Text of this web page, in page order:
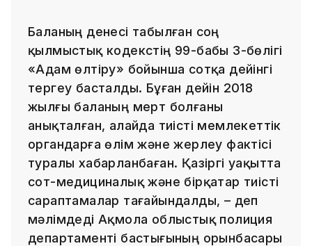
Баланың денесі табылған соң
қылмыстық кодекстің 99-бабы 3-бөлігі
«Адам өлтіру» бойынша сотқа дейінгі
тергеу басталды. Бұған дейін 2018
жылғы баланың мерт болғаны
анықталған, алайда тиісті мемлекеттік
органдарға өлім және жерлеу фактісі
туралы хабарланбаған. Қазіргі уақытта
сот-медициналық және бірқатар тиісті
сараптамалар тағайындалды, – деп
мәлімдеді Ақмола облыстық полиция
департаменті бастығының орынбасары